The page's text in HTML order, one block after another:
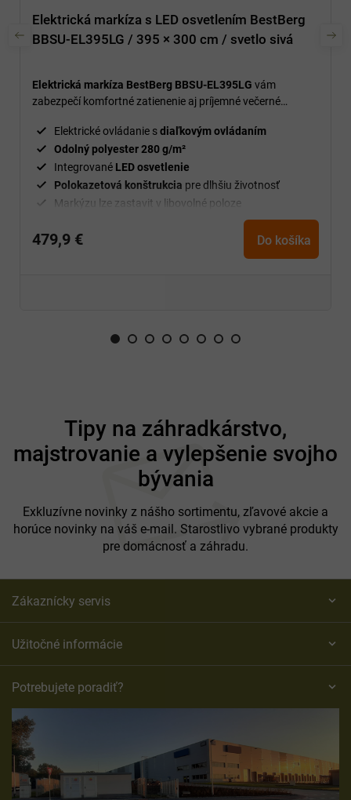
Elektrická markíza s LED osvetlením BestBerg
BBSU-EL395LG / 395 × 300 cm / svetlo sivá
Elektrická markíza BestBerg BBSU-EL395LG vám
zabezpečí komfortné zatienenie aj príjemné večerné
Elektrické ovládanie sdiaľkovým ovládaním
Odolný polyester 280 g/m²
Integrované LED osvetlenie
Polokazetová konštrukcia pre dlhšiu životnosť
Markýzu lze zastavit v libovolné poloze
479,9 € Do košíka
Tipy na záhradkárstvo,
majstrovanie a vylepšenie svojho
bývania
Exkluzívne novinky z nášho sortimentu, zľavové akcie a
horúce novinky na váš e-mail. Starostlivo vybrané produkty
pre domácnosť a záhradu.
Zákaznícky servis
Užitočné informácie
Potrebujete poradiť?